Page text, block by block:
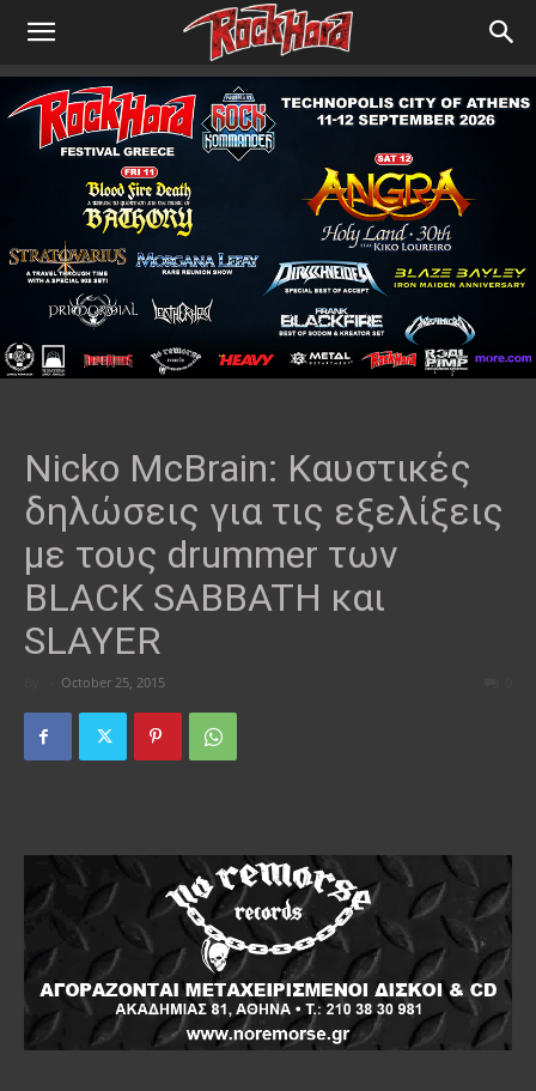
Nicko McBrain: Καυστικές
δηλώσεις για τις εξελίξεις
με τους drummer των
BLACK SABBATH και
SLAYER
October 25, 2015